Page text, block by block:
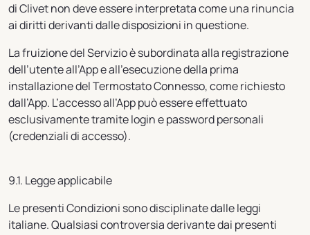
di Clivet non deve essere interpretata come una rinuncia
ai diritti derivanti dalle disposizioni in questione.
La fruizione del Servizio è subordinata alla registrazione
dell’utente all’App e all’esecuzione della prima
installazione del Termostato Connesso, come richiesto
dall’App. L’accesso all’App può essere effettuato
esclusivamente tramite login e password personali
(credenziali di accesso).
9.1. Legge applicabile
Le presenti Condizioni sono disciplinate dalle leggi
italiane. Qualsiasi controversia derivante dai presenti